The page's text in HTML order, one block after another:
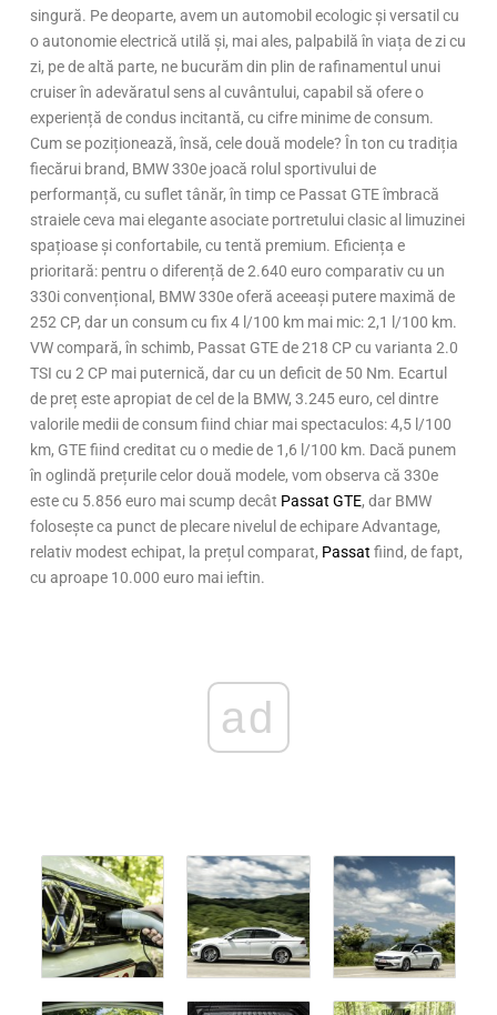
singură. Pe deoparte, avem un automobil ecologic și versatil cu
o autonomie electrică utilă și, mai ales, palpabilă în viața de zi cu
zi, pe de altă parte, ne bucurăm din plin de rafinamentul unui
cruiser în adevăratul sens al cuvântului, capabil să ofere o
experiență de condus incitantă, cu cifre minime de consum.
Cum se poziționează, însă, cele două modele? În ton cu tradiția
fiecărui brand, BMW 330e joacă rolul sportivului de
performanță, cu suflet tânăr, în timp ce Passat GTE îmbracă
straiele ceva mai elegante asociate portretului clasic al limuzinei
spațioase și confortabile, cu tentă premium. Eficiența e
prioritară: pentru o diferență de 2.640 euro comparativ cu un
330i convențional, BMW 330e oferă aceeași putere maximă de
252 CP, dar un consum cu fix 4 l/100 km mai mic: 2,1 l/100 km.
VW compară, în schimb, Passat GTE de 218 CP cu varianta 2.0
TSI cu 2 CP mai puternică, dar cu un deficit de 50 Nm. Ecartul
de preț este apropiat de cel de la BMW, 3.245 euro, cel dintre
valorile medii de consum fiind chiar mai spectaculos: 4,5 l/100
km, GTE fiind creditat cu o medie de 1,6 l/100 km. Dacă punem
în oglindă prețurile celor două modele, vom observa că 330e
este cu 5.856 euro mai scump decât Passat GTE, dar BMW
folosește ca punct de plecare nivelul de echipare Advantage,
relativ modest echipat, la prețul comparat, Passat fiind, de fapt,
cu aproape 10.000 euro mai ieftin.
ad